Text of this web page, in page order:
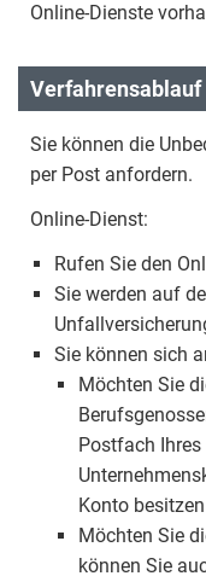
Online-Dienste
Verfahrensablauf
Sie können die
per Post anfordern.
Online-Dienst:
Rufen Sie den
Sie werden auf
Sie können sich
Möchten Sie
Postfach
Konto
Möchten Sie
können Sie